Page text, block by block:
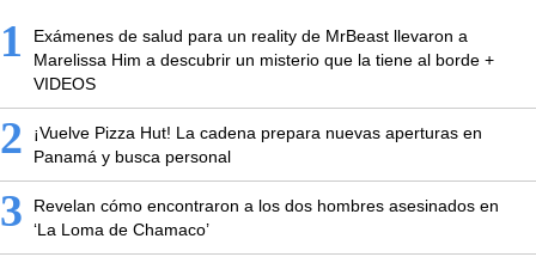
1
Exámenes de salud para un reality de MrBeast llevaron a
Marelissa Him a descubrir un misterio que la tiene al borde +
VIDEOS
2
¡Vuelve Pizza Hut! La cadena prepara nuevas aperturas en
Panamá y busca personal
3
Revelan cómo encontraron a los dos hombres asesinados en
‘La Loma de Chamaco’